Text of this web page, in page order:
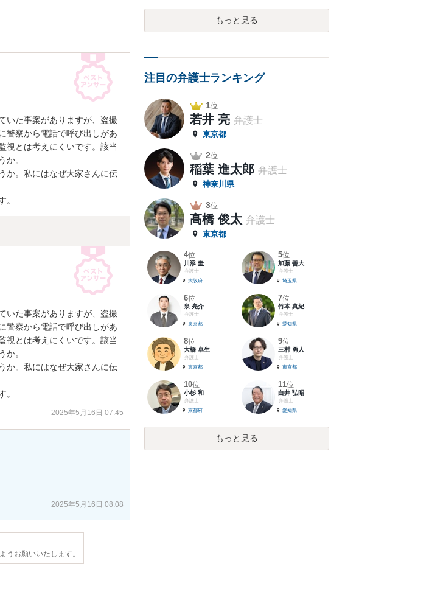
いた事案がありますが、盗撮
警察から電話で呼び出しがあ
視とは考えにくいです。該当
か。
か。私にはなぜ大家さんに伝
。
いた事案がありますが、盗撮
警察から電話で呼び出しがあ
視とは考えにくいです。該当
か。
か。私にはなぜ大家さんに伝
。
2025年5月16日 07:45
2025年5月16日 08:08
うお願いいたします。
もっと見る
注目の弁護士ランキング
1位
若井 亮 弁護士
東京都
2位
稲葉 進太郎 弁護士
神奈川県
3位
髙橋 俊太 弁護士
東京都
4位
川添 圭
弁護士
大阪府
5位
加藤 善大
弁護士
埼玉県
6位
泉 亮介
弁護士
東京都
7位
竹本 真紀
弁護士
愛知県
8位
大橋 卓生
弁護士
東京都
9位
三村 勇人
弁護士
東京都
10位
小杉 和
弁護士
京都府
11位
白井 弘昭
弁護士
愛知県
もっと見る